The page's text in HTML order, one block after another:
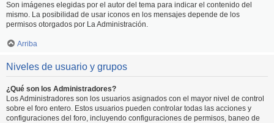
Son imágenes elegidas por el autor del tema para indicar el contenido del
mismo. La posibilidad de usar iconos en los mensajes depende de los
permisos otorgados por La Administración.
Arriba
Niveles de usuario y grupos
¿Qué son los Administradores?
Los Administradores son los usuarios asignados con el mayor nivel de control
sobre el foro entero. Estos usuarios pueden controlar todas las acciones y
configuraciones del foro, incluyendo configuraciones de permisos, baneo de